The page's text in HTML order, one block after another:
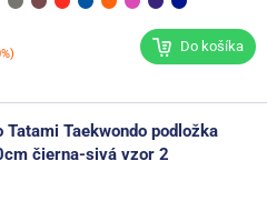
Do košíka
Tatami Taekwondo podložka
čierna-sivá vzor 2